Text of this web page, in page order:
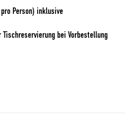
Person) inklusive
bei Vorbestellung